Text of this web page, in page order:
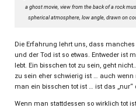
a ghost movie, view from the back of a rock
spherical atmosphere, low angle, drawn on
Die Erfahrung lehrt uns, dass manches
und der Tod ist so etwas. Entweder ist
lebt. Ein bisschen tot zu sein, geht
zu sein eher schwierig ist … auch
man ein bisschen tot ist … ist das „nur“
Wenn man stattdessen so wirklich tot